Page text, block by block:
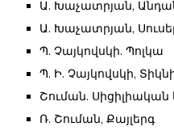
Ա. Խաչատրյան,
Ա. Խաչատրյան,
Պ. Չայկովսկի. Պոլկա
Պ. Ի. Չայկովսկի,
Շուման. Սիցիլիական
Ռ. Շուման, Քայլերգ